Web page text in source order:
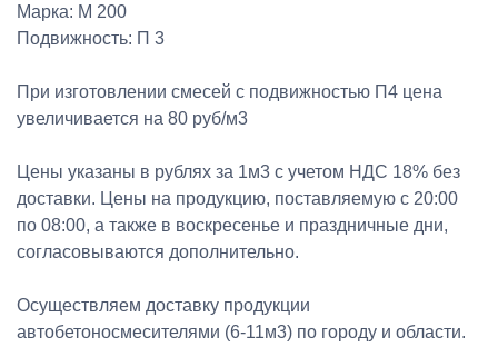
Марка: М 200
Подвижность: П 3
При изготовлении смесей с подвижностью П4 цена
увеличивается на 80 руб/м3
Цены указаны в рублях за 1м3 с учетом НДС 18% без
доставки. Цены на продукцию, поставляемую с 20:00
по 08:00, а также в воскресенье и праздничные дни,
согласовываются дополнительно.
Осуществляем доставку продукции
автобетоносмесителями (6-11м3) по городу и области.